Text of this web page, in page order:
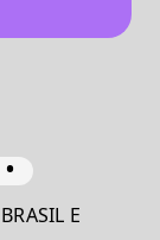
•
E